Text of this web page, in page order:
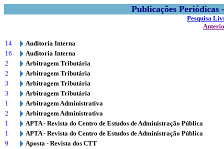
Publicações
Pesquisa
14
Auditoria Interna
16
Auditoria Interna
2
Arbitragem Tributária
2
Arbitragem Tributária
3
Arbitragem Tributária
3
Arbitragem Tributária
1
Arbitragem Administrativa
2
Arbitragem Administrativa
1
APTA - Revista do Centro de Estudos de Administração Pública
1
APTA - Revista do Centro de Estudos de Administração Pública
9
Aposta - Revista dos CTT